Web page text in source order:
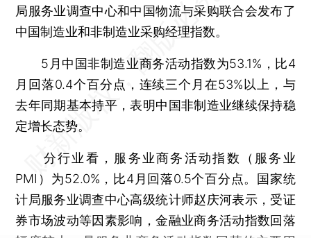
局服务业调查中心和中国物流与采购联合会发布了
中国制造业和非制造业采购经理指数。
5月中国非制造业商务活动指数为53.1%，比4
月回落0.4个百分点，连续三个月在53%以上，与
去年同期基本持平，表明中国非制造业继续保持稳
定增长态势。
分行业看，服务业商务活动指数（服务业
PMI）为52.0%，比4月回落0.5个百分点。国家统
计局服务业调查中心高级统计师赵庆河表示，受证
券市场波动等因素影响，金融业商务活动指数回落